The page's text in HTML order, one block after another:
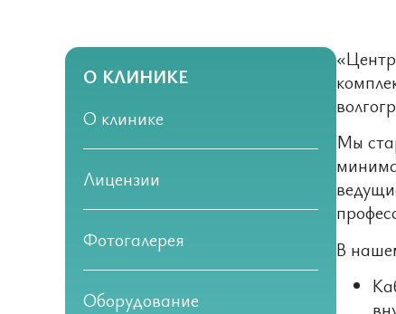
О КЛИНИКЕ
О клинике
Лицензии
Фотогалерея
Оборудование
Мы
В